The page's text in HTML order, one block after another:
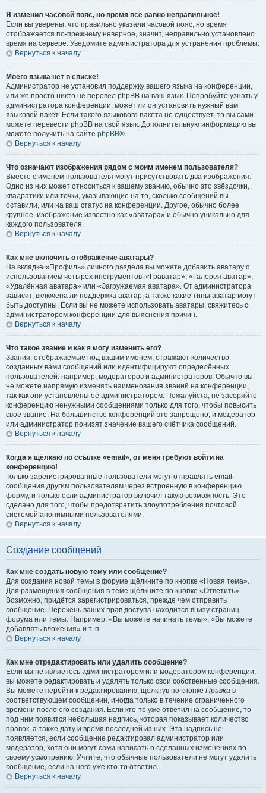
Я изменил часовой пояс, но время всё равно неправильное!
Если вы уверены, что правильно указали часовой пояс, но время
отображается по-прежнему неверное, значит, неправильно установлено
время на сервере. Уведомите администратора для устранения проблемы.
Вернуться к началу
Моего языка нет в списке!
Администратор не установил поддержку вашего языка на конференции,
или же просто никто не перевёл phpBB на ваш язык. Попробуйте узнать у
администратора конференции, может ли он установить нужный вам
языковой пакет. Если такого языкового пакета не существует, то вы сами
можете перевести phpBB на свой язык. Дополнительную информацию вы
можете получить на сайте phpBB®.
Вернуться к началу
Что означают изображения рядом с моим именем пользователя?
Вместе с именем пользователя могут присутствовать два изображения.
Одно из них может относиться к вашему званию, обычно это звёздочки,
квадратики или точки, указывающие на то, сколько сообщений вы
оставили, или на ваш статус на конференции. Другое, обычно более
крупное, изображение известно как «аватара» и обычно уникально для
каждого пользователя.
Вернуться к началу
Как мне включить отображение аватары?
На вкладке «Профиль» личного раздела вы можете добавить аватару с
использованием четырёх инструментов: «Граватар», «Галерея аватар»,
«Удалённая аватара» или «Загружаемая аватара». От администратора
зависит, включена ли поддержка аватар, а также какие типы аватар могут
быть доступны. Если вы не можете использовать аватары, свяжитесь с
администратором конференции для выяснения причин.
Вернуться к началу
Что такое звание и как я могу изменить его?
Звания, отображаемые под вашим именем, отражают количество
созданных вами сообщений или идентифицируют определённых
пользователей: например, модераторов и администраторов. Обычно вы
не можете напрямую изменять наименования званий на конференции,
так как они установлены её администратором. Пожалуйста, не засоряйте
конференцию ненужными сообщениями только для того, чтобы повысить
своё звание. На большинстве конференций это запрещено, и модератор
или администратор понизят значение вашего счётчика сообщений.
Вернуться к началу
Когда я щёлкаю по ссылке «email», от меня требуют войти на
конференцию!
Только зарегистрированные пользователи могут отправлять email-
сообщения другим пользователям через встроенную в конференцию
форму, и только если администратор включил такую возможность. Это
сделано для того, чтобы предотвратить злоупотребления почтовой
системой анонимными пользователями.
Вернуться к началу
Создание сообщений
Как мне создать новую тему или сообщение?
Для создания новой темы в форуме щёлкните по кнопке «Новая тема».
Для размещения сообщения в теме щёлкните по кнопке «Ответить».
Возможно, придётся зарегистрироваться, прежде чем отправить
сообщение. Перечень ваших прав доступа находится внизу страниц
форума или темы. Например: «Вы можете начинать темы», «Вы можете
добавлять вложения» и т. п.
Вернуться к началу
Как мне отредактировать или удалить сообщение?
Если вы не являетесь администратором или модератором конференции,
вы можете редактировать и удалять только свои собственные сообщения.
Вы можете перейти к редактированию, щёлкнув по кнопке Правка в
соответствующем сообщении, иногда только в течение ограниченного
времени после его создания. Если кто-то уже ответил на сообщение, то
под ним появится небольшая надпись, которая показывает количество
правок, а также дату и время последней из них. Эта надпись не
появляется, если сообщение редактировал администратор или
модератор, хотя они могут сами написать о сделанных изменениях по
своему усмотрению. Учтите, что обычные пользователи не могут удалить
сообщение, если на него уже кто-то ответил.
Вернуться к началу